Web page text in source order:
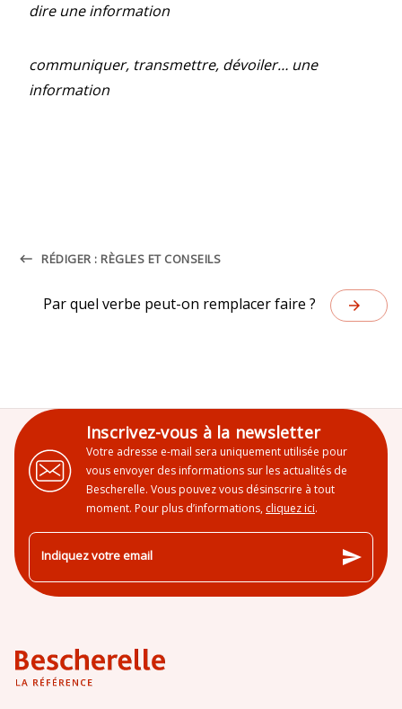
dire une information
communiquer, transmettre, dévoiler… une
information
keyboard_backspace RÉDIGER : RÈGLES ET CONSEILS
Par quel verbe peut-on remplacer faire ? arrow_forward
Inscrivez-vous à la newsletter
Votre adresse e-mail sera uniquement utilisée pour
vous envoyer des informations sur les actualités de
Bescherelle. Vous pouvez vous désinscrire à tout
moment. Pour plus d’informations, cliquez ici.
Indiquez votre email send